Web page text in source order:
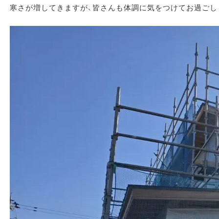
寒さが増してきますが、皆さんも体調に気をつけてお過ご